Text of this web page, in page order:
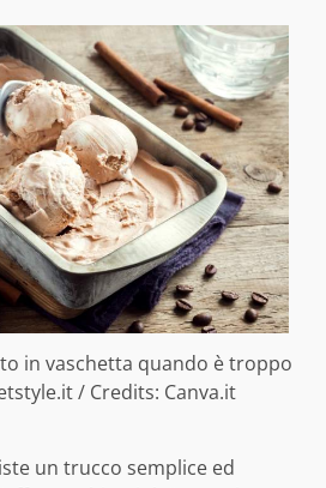
in vaschetta quando è troppo
/ Credits: Canva.it
un trucco semplice ed